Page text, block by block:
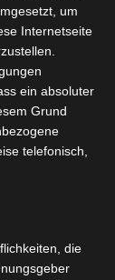
und
ein
Röda
zum
um
Internetseite
ein absoluter
Grund
telefonisch,
die